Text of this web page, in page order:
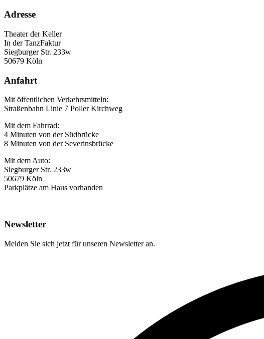
Adresse
Theater der Keller
In der TanzFaktur
Siegburger Str. 233w
50679 Köln
Anfahrt
Mit öffentlichen Verkehrsmitteln:
Straßenbahn Linie 7 Poller Kirchweg
Mit dem Fahrrad:
4 Minuten von der Südbrücke
8 Minuten von der Severinsbrücke
Mit dem Auto:
Siegburger Str. 233w
50679 Köln
Parkplätze am Haus vorhanden
Newsletter
Melden Sie sich jetzt für unseren Newsletter an.